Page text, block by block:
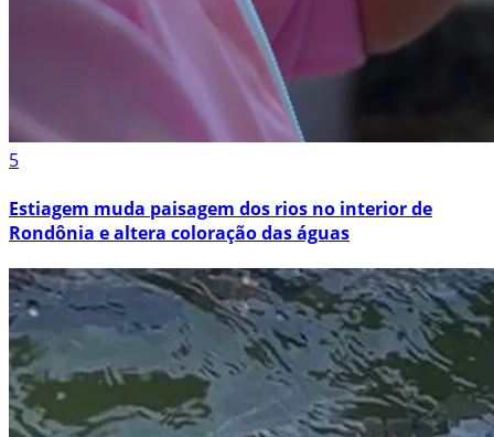
5
Estiagem muda paisagem dos rios no interior de
Rondônia e altera coloração das águas